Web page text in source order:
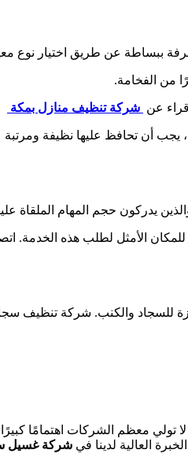
ببساطة عن طريق اختيار نوع
من الفخامة.
عن شركة تنظيف منازل بمكة
يجب أن تحافظ عليها نظيفة
يدركون حجم المهام الملقاة
للمكان الأمثل لطلب هذه الخدمة.
للسجاد والكنب. شركة تنظيف
معظم الشركات اهتمامًا
العالية لدينا في شركة غسيل